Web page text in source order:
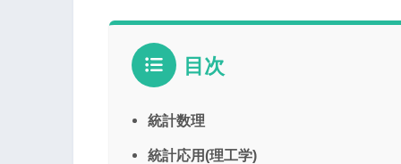
目次
統計数理
統計応用(理工学)